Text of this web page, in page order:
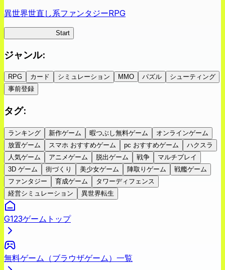
異世界世直し系ファンタジーRPG
Start
ジャンル:
RPG カード シミュレーション MMO パズル
シューティング
事前登録
タグ:
ランキング 新作ゲーム 暇つぶし無料ゲーム
オンラインゲーム
放置ゲーム
スマホ おすすめゲーム pc おすすめゲーム
ハクスラ
人気ゲーム
アニメゲーム 脱出ゲーム 戦争
マルチプレイ
3D ゲーム
街づくり 美少女ゲーム 陣取りゲーム
戦艦ゲーム
ファンタジー
育成ゲーム
タワーディフェンス
経営シミュレーション
異世界転生
G123ゲームトップ
無料ゲーム（ブラウザゲーム）一覧